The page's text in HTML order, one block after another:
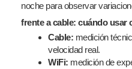
noche para observar
frente a cable: cuándo usar
Cable: medición
velocidad real.
WiFi: medición de